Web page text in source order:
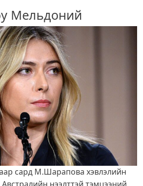
Мельдоний
сард М.Шарапова хэвлэлийн